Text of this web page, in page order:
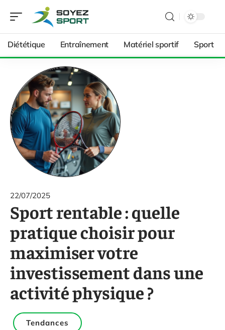
Diététique Entraînement Matériel sportif Sport
22/07/2025
Sport rentable : quelle
pratique choisir pour
maximiser votre
investissement dans une
activité physique ?
Tendances